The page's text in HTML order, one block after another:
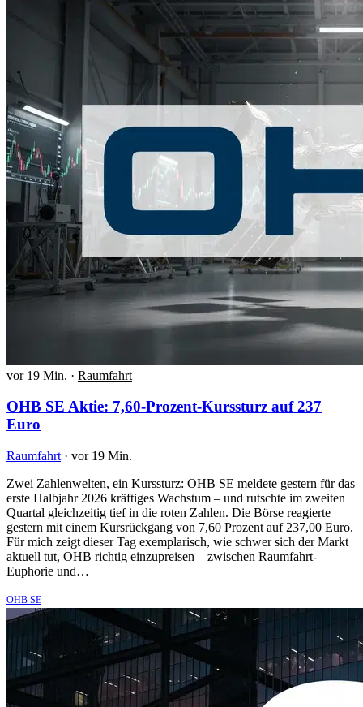
vor 19 Min. · Raumfahrt
OHB SE Aktie: 7,60-Prozent-Kurssturz auf 237
Euro
Raumfahrt · vor 19 Min.
Zwei Zahlenwelten, ein Kurssturz: OHB SE meldete gestern für das
erste Halbjahr 2026 kräftiges Wachstum – und rutschte im zweiten
Quartal gleichzeitig tief in die roten Zahlen. Die Börse reagierte
gestern mit einem Kursrückgang von 7,60 Prozent auf 237,00 Euro.
Für mich zeigt dieser Tag exemplarisch, wie schwer sich der Markt
aktuell tut, OHB richtig einzupreisen – zwischen Raumfahrt-
Euphorie und…
OHB SE